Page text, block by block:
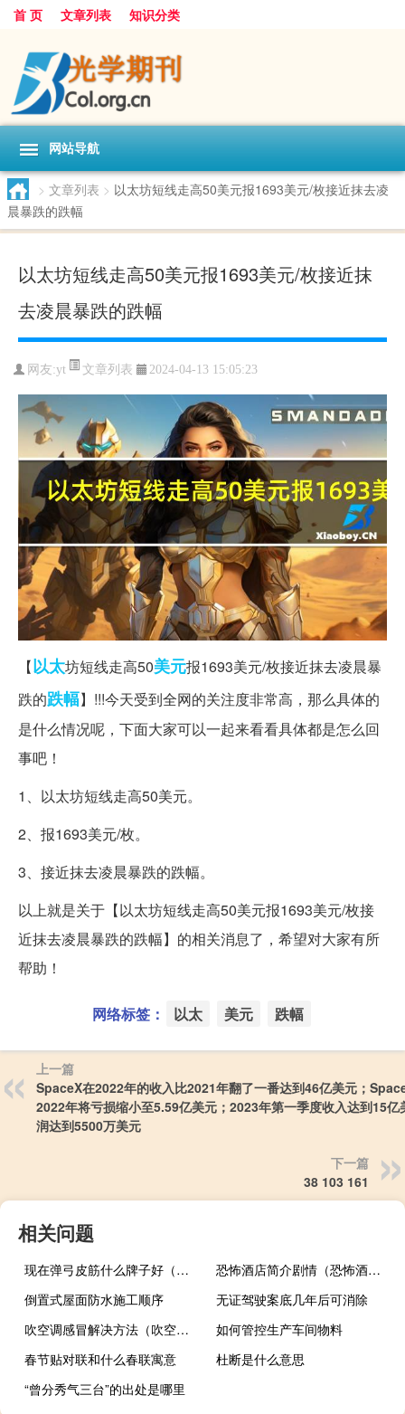
首 页 文章列表 知识分类
网站导航
> 文章列表 > 以太坊短线走高50美元报1693美元/枚接近抹去凌
晨暴跌的跌幅
以太坊短线走高50美元报1693美元/枚接近抹
去凌晨暴跌的跌幅
网友:yt 文章列表 2024-04-13 15:05:23
【以太坊短线走高50美元报1693美元/枚接近抹去凌晨暴
跌的跌幅】!!!今天受到全网的关注度非常高，那么具体的
是什么情况呢，下面大家可以一起来看看具体都是怎么回
事吧！
1、以太坊短线走高50美元。
2、报1693美元/枚。
3、接近抹去凌晨暴跌的跌幅。
以上就是关于【以太坊短线走高50美元报1693美元/枚接
近抹去凌晨暴跌的跌幅】的相关消息了，希望对大家有所
帮助！
网络标签： 以太 美元 跌幅
上一篇
SpaceX在2022年的收入比2021年翻了一番达到46亿美元；
2022年将亏损缩小至5.59亿美元；2023年第一季度收入达到15亿
润达到5500万美元
下一篇
38 103 161
相关问题
现在弹弓皮筋什么牌子好（弹弓皮筋什么牌子好）
恐怖酒店简介剧情（恐怖酒店简介）
倒置式屋面防水施工顺序
无证驾驶案底几年后可消除
吹空调感冒解决方法（吹空调感冒）
如何管控生产车间物料
春节贴对联和什么春联寓意
杜断是什么意思
“曾分秀气三台”的出处是哪里